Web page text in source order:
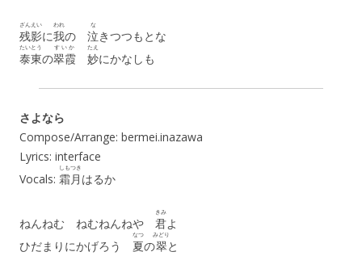
残影
ざんえい
に我
われ
の 泣
な
きつつもとな
泰東
たいとう
の翠霞
すいか
妙
たえ
にかなしも
さよなら
Compose/Arrange: bermei.inazawa
Lyrics: interface
Vocals: 霜月
しもつき
はるか
ねんねむ ねむねんねや 君
きみ
よ
ひだまりにかげろう 夏
なつ
の翠
みどり
と